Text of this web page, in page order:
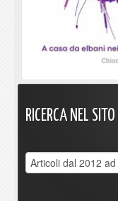
RICERCA NEL SITO